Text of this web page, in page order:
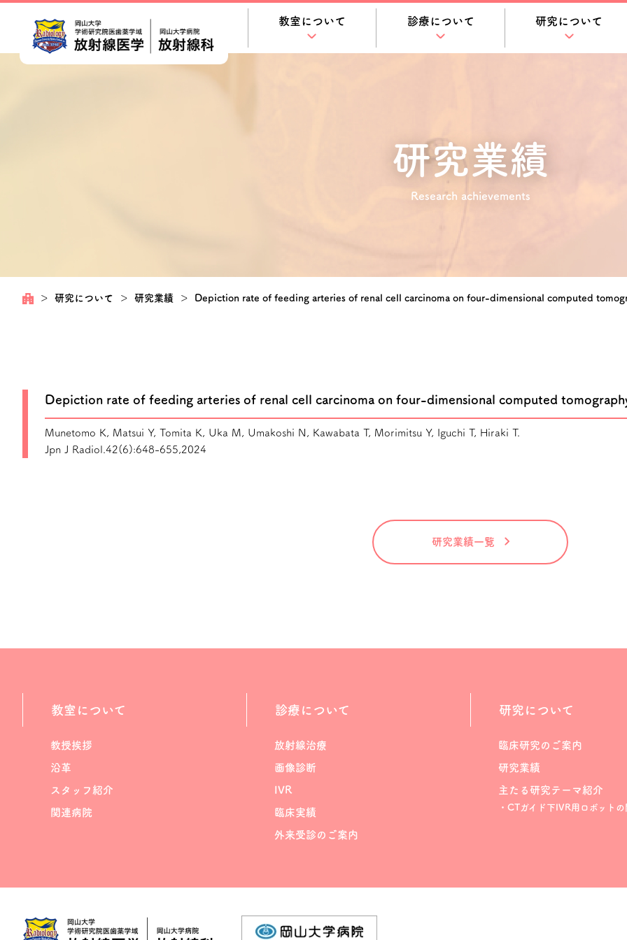
教室について 診療について 研究について
研究業績
Research achievements
＞ 研究について ＞ 研究業績 ＞ Depiction rate of feeding arteries of renal cell carcinoma on four-dimensional computed
Depiction rate of feeding arteries of renal cell carcinoma on four-dimensional computed
Munetomo K, Matsui Y, Tomita K, Uka M, Umakoshi N, Kawabata T, Morimitsu Y, Iguchi T, Hiraki T.
Jpn J Radiol.42(6):648-655,2024
研究業績一覧
教室について
教授挨拶
沿革
スタッフ紹介
関連病院
診療について
放射線治療
画像診断
IVR
臨床実績
外来受診のご案内
研究について
臨床研究のご案内
研究業績
主たる研究テーマ紹介
・CTガイド下IVR用ロボットの